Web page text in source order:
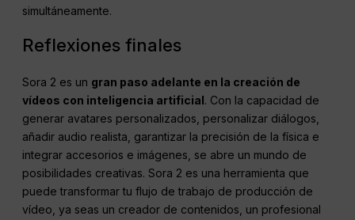
simultáneamente.
Reflexiones finales
Sora 2 es un gran paso adelante en la creación de
vídeos con inteligencia artificial. Con la capacidad de
generar avatares personalizados, personalizar diálogos,
añadir audio realista, garantizar la precisión de la física e
integrar accesorios e imágenes, se abre un mundo de
posibilidades creativas. Sora 2 es una herramienta que
puede transformar tu flujo de trabajo de producción de
vídeo, ya seas un creador de contenidos, un profesional